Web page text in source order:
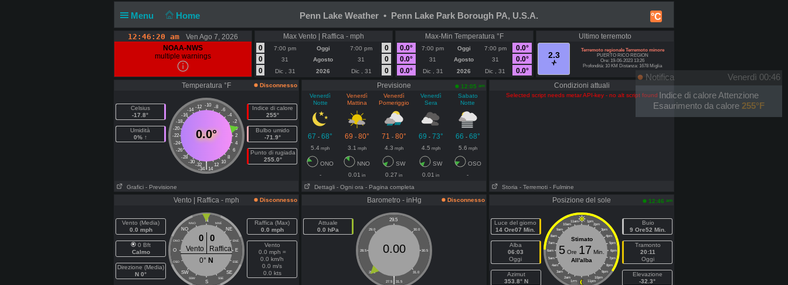
Menu Home °C
Penn Lake Weather • Penn Lake Park Borough PA, U.S.A.
12:46:21 am
Ven Ago 7, 2026
NOAA-NWS
multiple warnings
Max Vento | Raffica - mph
0
7:00 pm Oggi 7:00 pm
0
0
31 Agosto 31
0
0
Dic , 31 2026 Dic , 31 0
Max-Min Temperatura °F
0.0°
7:00 pm Oggi 7:00 pm
0.0°
0.0°
31 Agosto 31
0.0°
0.0°
Dic , 31 2026 Dic , 31 0.0°
Ultimo terremoto
2.3
Terremoto regionale Terremoto minore
PUERTO RICO REGION
Ore: 19-06-2023 13:26
Profondità: 10 KM Distanza: 1678 Miglia
Temperatura °F Disconnesso
Celsius
-17.8°
Umidità
0% ↑
-10
-12 -8
-14
-6
-16
-4
-18
-2
-20
0
-22
2
-24
4
-26
6
-28
8
-30
10
-32 12
|
-34 14
0.0°
Indice di calore
255°
Bulbo umido
-71.9°
Punto di rugiada
255.0°
Grafici - Previsione
Previsione 12:05 am
Venerdì
Notte
Venerdì
Mattina
Venerdì
Pomeriggio
Venerdì
Sera
Sabato
Notte
67 - 68° 69 - 80° 71 - 80° 69 - 73° 66 - 68°
5.4 mph 3.1 mph 4.3 mph 4.5 mph 5.6 mph
ONO NNO SW SW
OSO
-
0.01 in 0.27 in 0.01 in
-
Dettagli - Ogni ora - Pagina completa
Condizioni attuali
Selected script needs metar API-key - no alt script found
Storia - Terremoti - Fulmine
Vento | Raffica - mph Disconnesso
Vento (Media)
0.0 mph
0 Bft
Calmo
Direzione (Media)
N 0°
N
NNO NNE
NO NE
ONO ENE
O E
OSO ESE
SW SE
SSW SSE
S
0 0
Vento
Raffica
0° N
Raffica (Max)
0.0 mph
Vento
0.0 mph =
0.0 km/h
0.0 m/s
0.0 kts
Barometro - inHg Disconnesso
Attuale
0.0 hPa
29.5
29.0 30.0
28.5 30.5
28.0 31.0
|
27.5 31.5
0.00
Posizione del sole 12:46 am
Luce del giorno
14 Ore07 Min.
Alba
06:03
Oggi
Azimut
353.8° N
11am 1pm
10am 2pm
9am 3pm
8am 4pm
7am 5pm
6am 6pm
5am 7pm
4am 8pm
3am 9pm
2am 10pm
1am 11pm
Stimato
5 Ore 17 Min.
All'alba
Buio
9 Ore52 Min.
Tramonto
20:11
Oggi
Elevazione
-32.3°
Notifica
Venerdì 00:46
Indice di calore Attenzione
Esaurimento da calore 255°F